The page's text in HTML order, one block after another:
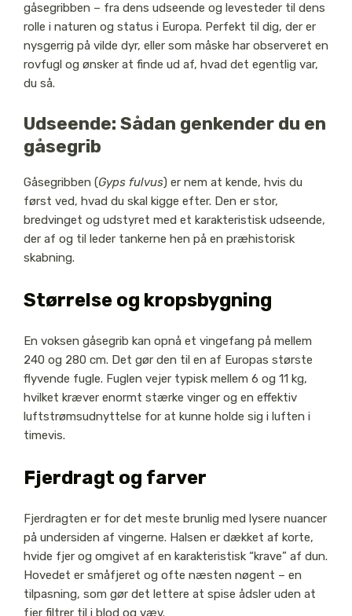
gåsegribben – fra dens udseende og levesteder til dens
rolle i naturen og status i Europa. Perfekt til dig, der er
nysgerrig på vilde dyr, eller som måske har observeret en
rovfugl og ønsker at finde ud af, hvad det egentlig var,
du så.
Udseende: Sådan genkender du en
gåsegrib
Gåsegribben (Gyps fulvus) er nem at kende, hvis du
først ved, hvad du skal kigge efter. Den er stor,
bredvinget og udstyret med et karakteristisk udseende,
der af og til leder tankerne hen på en præhistorisk
skabning.
Størrelse og kropsbygning
En voksen gåsegrib kan opnå et vingefang på mellem
240 og 280 cm. Det gør den til en af Europas største
flyvende fugle. Fuglen vejer typisk mellem 6 og 11 kg,
hvilket kræver enormt stærke vinger og en effektiv
luftstrømsudnyttelse for at kunne holde sig i luften i
timevis.
Fjerdragt og farver
Fjerdragten er for det meste brunlig med lysere nuancer
på undersiden af vingerne. Halsen er dækket af korte,
hvide fjer og omgivet af en karakteristisk “krave” af dun.
Hovedet er småfjeret og ofte næsten nøgent – en
tilpasning, som gør det lettere at spise ådsler uden at
fjer filtrer til i blod og væv.